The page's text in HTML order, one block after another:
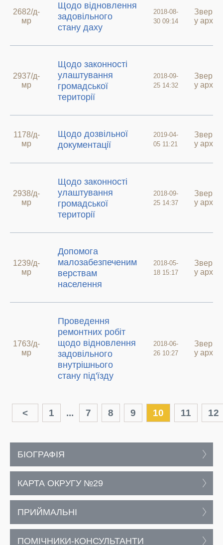
2682/д-
мр
Щодо відновлення
задовільного
стану даху
2018-08-
30 09:14
у
2937/д-
мр
Щодо законності
улаштування
громадської
території
2018-09-
25 14:32
у
1178/д-
мр
Щодо дозвільної
документації
2019-04-
05 11:21
у
2938/д-
мр
Щодо законності
улаштування
громадської
території
2018-09-
25 14:37
у
1239/д-
мр
Допомога
малозабезпеченим
верствам
населення
2018-05-
18 15:17
у
1763/д-
мр
Проведення
ремонтних робіт
щодо відновлення
задовільного
внутрішнього
стану під'їзду
2018-06-
26 10:27
у
< 1 ... 7 8 9 10 11 12
БІОГРАФІЯ
КАРТА ОКРУГУ №29
ПРИЙМАЛЬНІ
ПОМІЧНИКИ-КОНСУЛЬТАНТИ